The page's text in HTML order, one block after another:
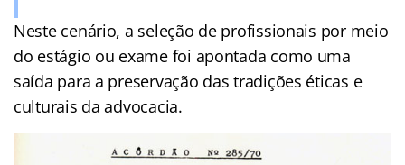
Neste cenário, a seleção de profissionais por meio
do estágio ou exame foi apontada como uma
saída para a preservação das tradições éticas e
culturais da advocacia.